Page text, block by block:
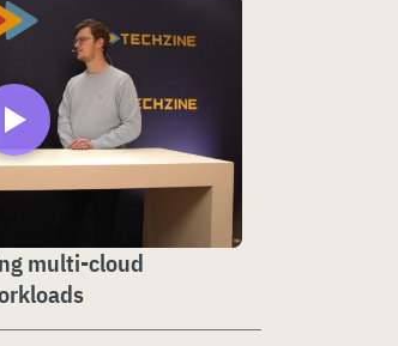
multi-cloud